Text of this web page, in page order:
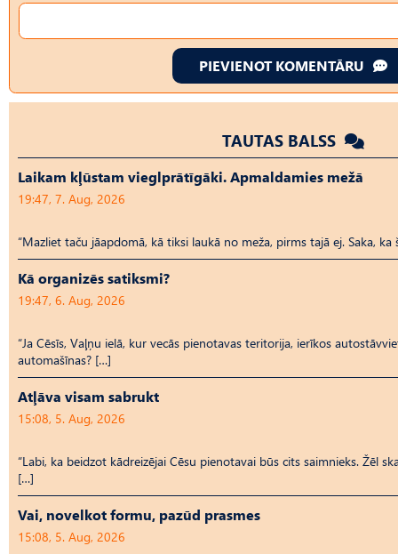
PIEVIENOT KOMENTĀRU
TAUTAS BALSS
Laikam kļūstam vieglprātīgāki. Apmaldamies mežā
19:47, 7. Aug, 2026
“Mazliet taču jāapdomā, kā tiksi laukā no meža, pirms tajā ej. Saka,
Kā organizēs satiksmi?
19:47, 6. Aug, 2026
“Ja Cēsīs, Vaļņu ielā, kur vecās pienotavas teritorija, ierīkos
automašīnas? […]
Atļāva visam sabrukt
15:08, 5. Aug, 2026
“Labi, ka beidzot kādreizējai Cēsu pienotavai būs cits saimnieks. Žēl
[…]
Vai, novelkot formu, pazūd prasmes
15:08, 5. Aug, 2026